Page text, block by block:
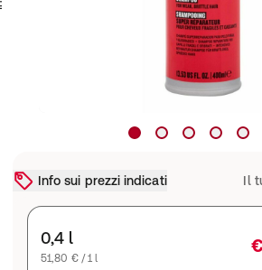
Info sui prezzi indicati Il
0,4 l
51,80 € / 1 l